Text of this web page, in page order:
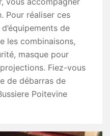
Pour réaliser ces
de
les combinaisons,
masque pour
Fiez-vous
de débarras de
Poitevine